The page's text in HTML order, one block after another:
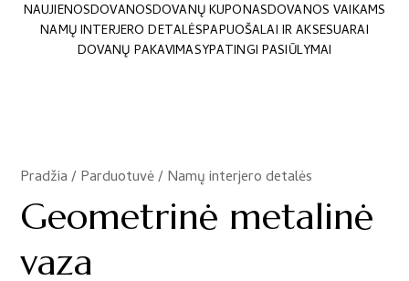
NAUJIENOSDOVANOSDOVANŲ KUPONASDOVANOS VAIKAMS
NAMŲ INTERJERO DETALĖSPAPUOŠALAI IR AKSESUARAI
DOVANŲ PAKAVIMASYPATINGI PASIŪLYMAI
Pradžia/Parduotuvė/Namų interjero detalės
/
Geometrinė metalinė
vaza